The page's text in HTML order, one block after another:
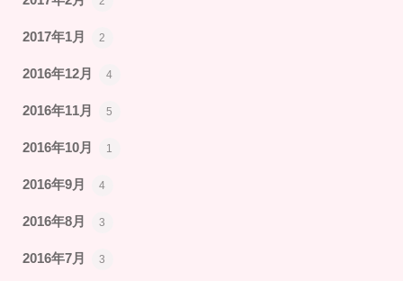
2017年1月 2
2016年12月 4
2016年11月 5
2016年10月 1
2016年9月 4
2016年8月 3
2016年7月 3